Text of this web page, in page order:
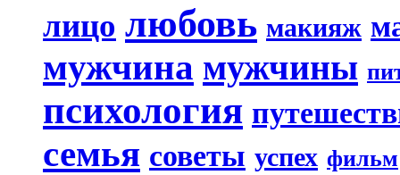
лицо любовь макияж
мужчина мужчины
психология
семья советы успех фильм